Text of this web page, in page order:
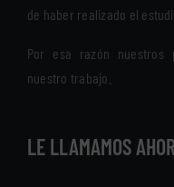
de haber realizado el
Por esa razón nuestros
nuestro trabajo.
LE LLAMAMOS